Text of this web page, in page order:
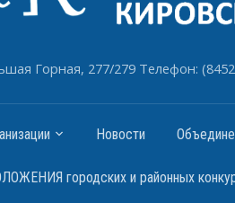
Горная, 277/279 Телефон:
Новости
городских и районных